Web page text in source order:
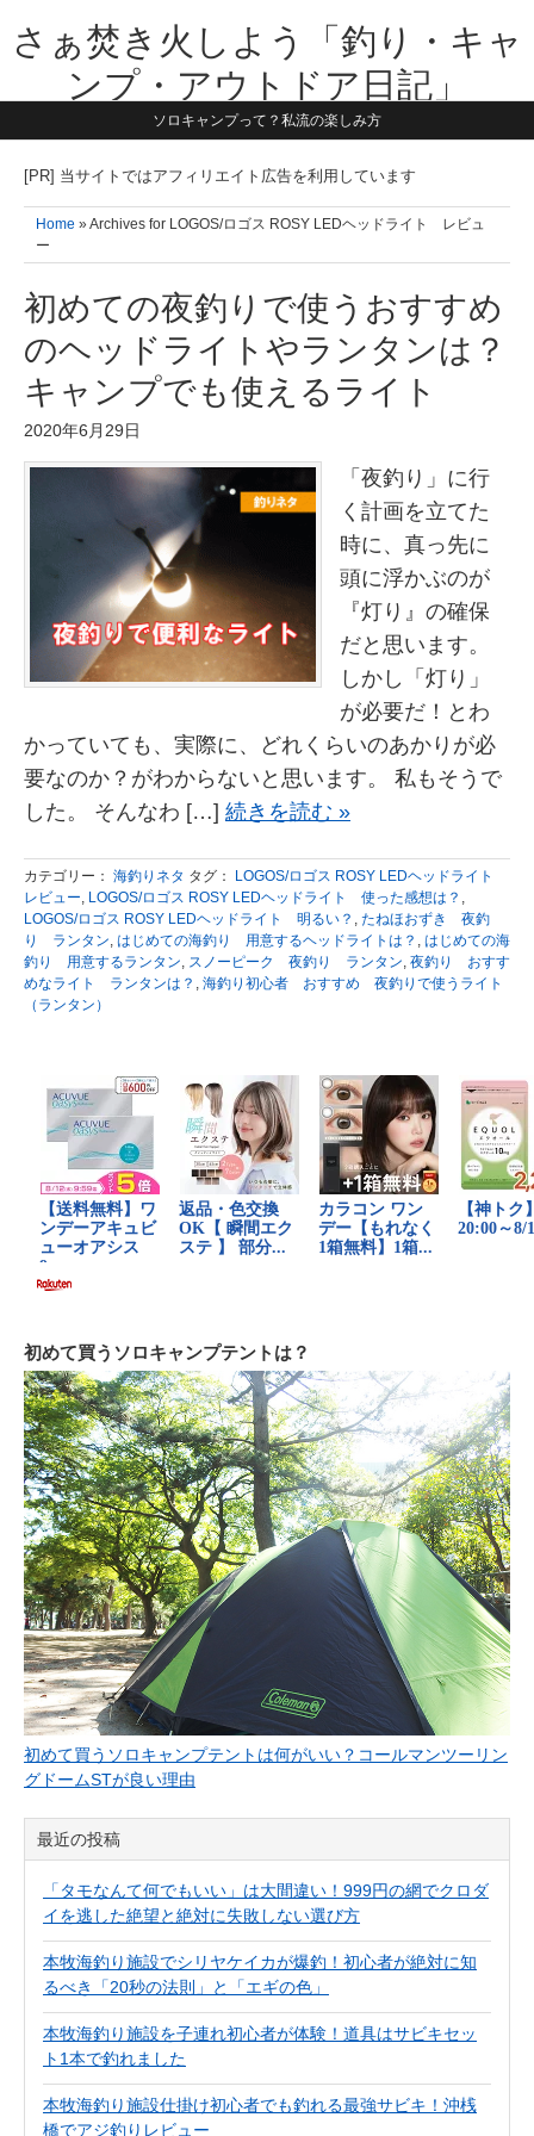
さぁ焚き火しよう「釣り・キャ
ンプ・アウトドア日記」
【テーマは子供と一緒に本気で遊ぶ】1981年うまれ・横浜在住。妻と3
す。同じ世代のお父さんに読んで頂けたら嬉しいです！よろしくお願い
ソロキャンプって？私流の楽しみ方
[PR] 当サイトではアフィリエイト広告を利用しています
Home » Archives for LOGOS/ロゴス ROSY LEDヘッドライト レビュ
ー
初めての夜釣りで使うおすすめ
のヘッドライトやランタンは？
キャンプでも使えるライト
2020年6月29日
「夜釣り」に行
く計画を立てた
時に、真っ先に
頭に浮かぶのが
『灯り』の確保
だと思います。
しかし「灯り」
が必要だ！とわ
かっていても、実際に、どれくらいのあかりが必
要なのか？がわからないと思います。 私もそうで
した。 そんなわ […] 続きを読む »
カテゴリー： 海釣りネタ タグ：
LOGOS/ロゴス ROSY LEDヘッドライト
レビュー, LOGOS/ロゴス ROSY LEDヘッドライト 使った感想は？ ,
LOGOS/ロゴス ROSY LEDヘッドライト 明るい？ , たねほおずき 夜釣
り ランタン, はじめての海釣り 用意するヘッドライトは？ , はじめての海
釣り 用意するランタン, スノーピーク 夜釣り ランタン, 夜釣り おすす
めなライト ランタンは？ , 海釣り初心者 おすすめ 夜釣りで使うライト
（ランタン）
初めて買うソロキャンプテントは？
初めて買うソロキャンプテントは何がいい？コールマンツーリン
グドームSTが良い理由
最近の投稿
「タモなんて何でもいい」は大間違い！999円の網でクロダ
イを逃した絶望と絶対に失敗しない選び方
本牧海釣り施設でシリヤケイカが爆釣！初心者が絶対に知
るべき「20秒の法則」と「エギの色」
本牧海釣り施設を子連れ初心者が体験！道具はサビキセッ
ト1本で釣れました
本牧海釣り施設仕掛け初心者でも釣れる最強サビキ！沖桟
橋でアジ釣りレビュー